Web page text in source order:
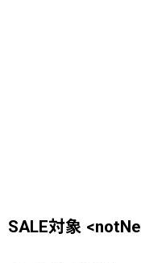
SALE対象